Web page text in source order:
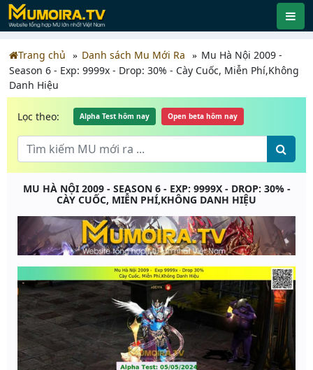
Trang chủ Danh sách Mu Mới Ra
Mu Hà Nội 2009 -
Season 6 - Exp: 9999x - Drop: 30% - Cày Cuốc, Miễn Phí,Không
Danh Hiệu
Lọc theo: Alpha Test hôm nay Open beta hôm nay
MU HÀ NỘI 2009 - SEASON 6 - EXP: 9999X - DROP: 30% -
CÀY CUỐC, MIỄN PHÍ,KHÔNG DANH HIỆU